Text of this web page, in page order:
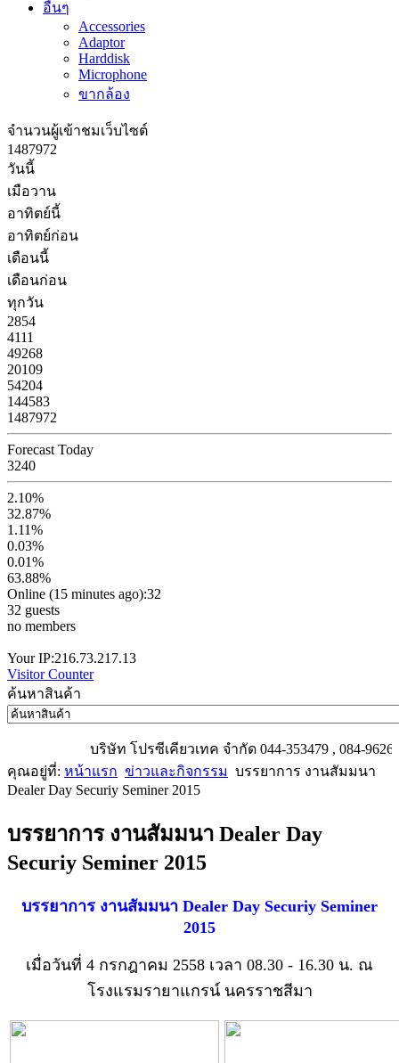
อื่นๆ
Accessories
Adaptor
Harddisk
Microphone
ขากล้อง
จำนวนผู้เข้าชมเว็บไซต์
1487972
วันนี้
เมือวาน
อาทิตย์นี้
อาทิตย์ก่อน
เดือนนี้
เดือนก่อน
ทุกวัน
2854
4111
49268
20109
54204
144583
1487972
Forecast Today
3240
2.10%
32.87%
1.11%
0.03%
0.01%
63.88%
Online (15 minutes ago):32
32 guests
no members
Your IP:216.73.217.13
Visitor Counter
ค้นหาสินค้า
บริษัท โปรซีเคียวเทค จำกัด 044-353479 , 084-9626006
คุณอยู่ที่: หน้าแรก ข่าวและกิจกรรม บรรยาการ งานสัมมนา
Dealer Day Securiy Seminer 2015
บรรยาการ งานสัมมนา Dealer Day
Securiy Seminer 2015
บรรยาการ งานสัมมนา Dealer Day Securiy Seminer
2015
เมื่อวันที่ 4 กรกฎาคม 2558 เวลา 08.30 - 16.30 น. ณ
โรงแรมรายาแกรน์ นครราชสีมา